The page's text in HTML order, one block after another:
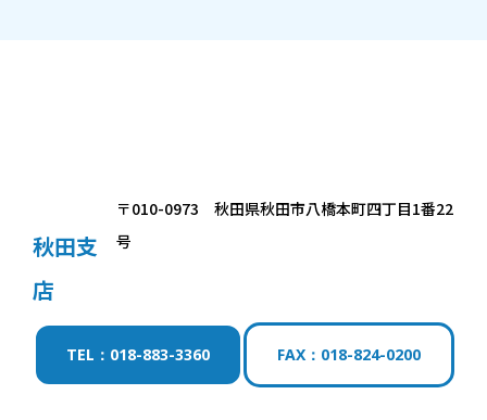
秋田支
店
〒010-0973 秋田県秋田市八橋本町四丁目1番22
号
TEL：018-883-3360 FAX：018-824-0200